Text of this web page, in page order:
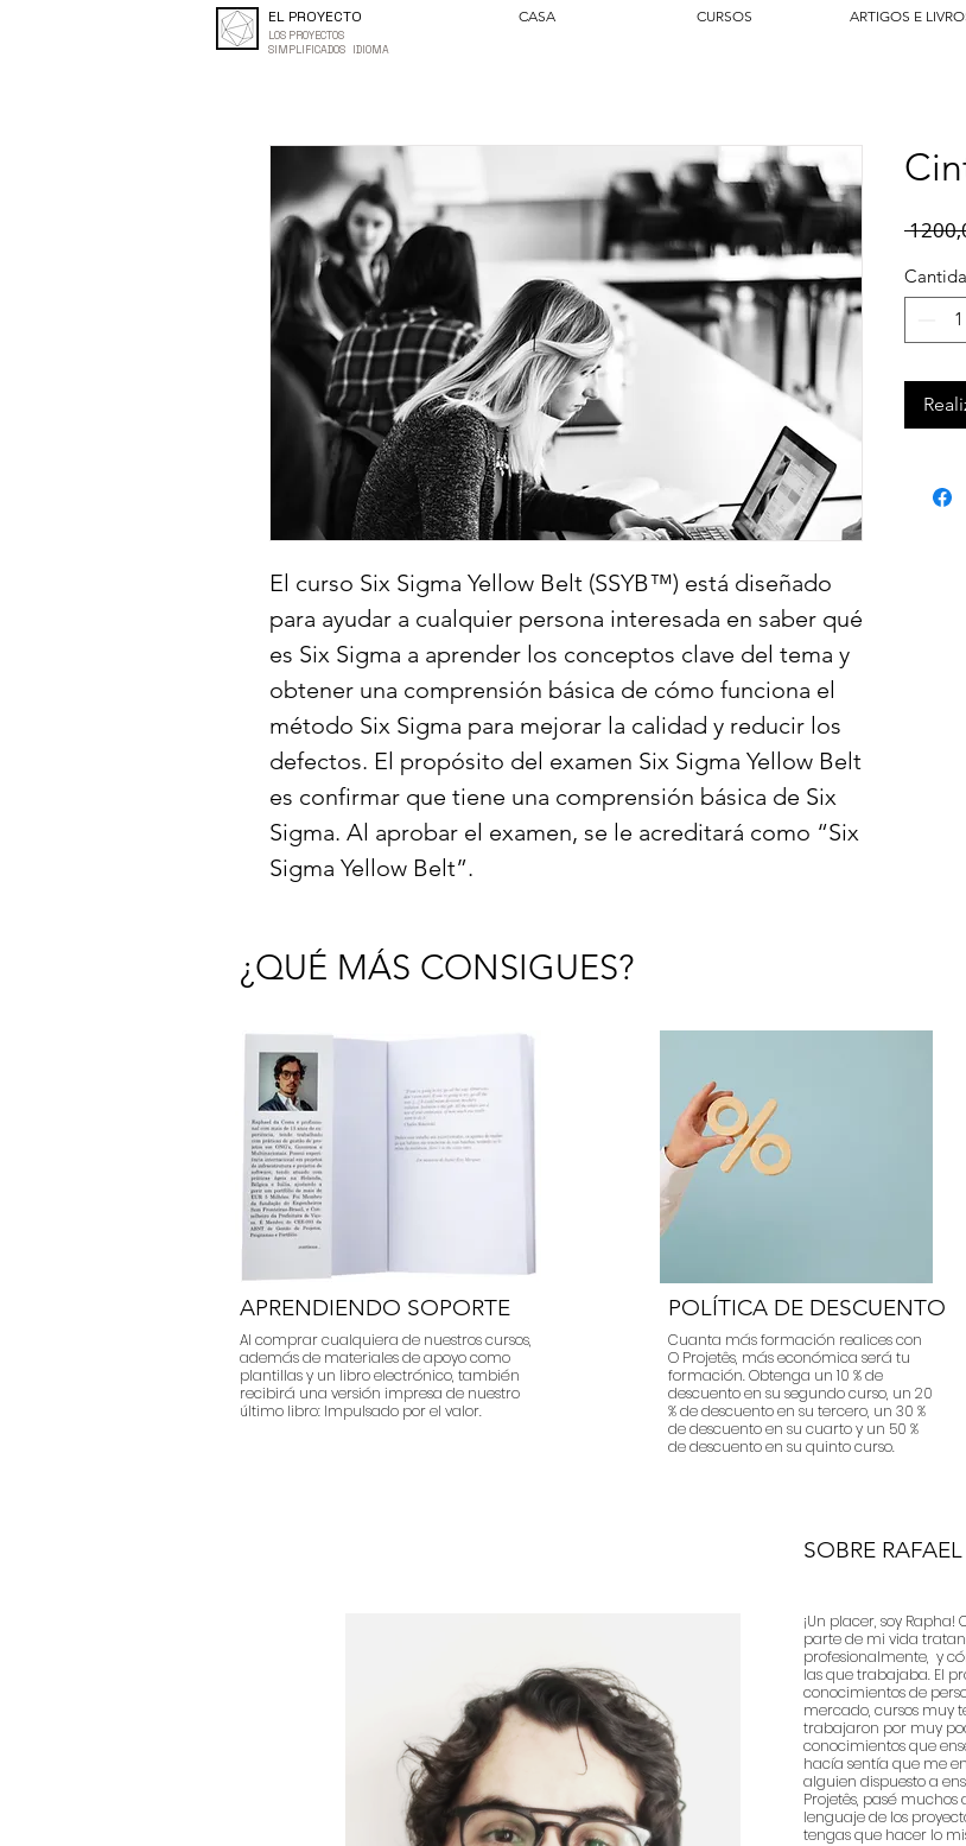
EL PROYECTO CASA CURSOS ARTIGOS E
LOS PROYECTOS
SIMPLIFICADOS IDIOMA
El curso Six Sigma Yellow Belt (SSYB™) está diseñado
para ayudar a cualquier persona interesada en saber qué
es Six Sigma a aprender los conceptos clave del tema y
obtener una comprensión básica de cómo funciona el
método Six Sigma para mejorar la calidad y reducir los
defectos. El propósito del examen Six Sigma Yellow Belt
es confirmar que tiene una comprensión básica de Six
Sigma. Al aprobar el examen, se le acreditará como “Six
Sigma Yellow Belt”.
¿QUÉ MÁS CONSIGUES?
APRENDIENDO SOPORTE
Al comprar cualquiera de nuestros cursos,
además de materiales de apoyo como
plantillas y un libro electrónico, también
recibirá una versión impresa de nuestro
último libro: Impulsado por el valor.
POLÍTICA DE DESCUENTO
Cuanta más formación realices con
O Projetês, más económica será tu
formación. Obtenga un 10 % de
descuento en su segundo curso, un 20
% de descuento en su tercero, un 30 %
de descuento en su cuarto y un 50 %
de descuento en su quinto curso.
SOBRE
¡Un placer, soy
parte de mi vida
profesionalmente, y
las que trabajaba. El
conocimientos de
mercado, cursos muy
trabajaron por muy
conocimientos que
hacía sentía que me
alguien dispuesto a
Projetês, pasé
lenguaje de los
tengas que hacer lo